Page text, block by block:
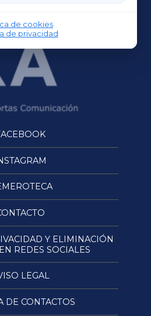
de cookies
de privacidad
Y ELIMINACIÓN
REDES SOCIALES
LEGAL
DE CONTACTOS